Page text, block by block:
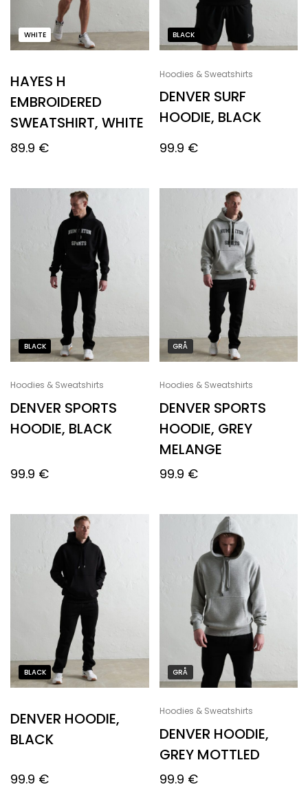
WHITE
HAYES H
EMBROIDERED
SWEATSHIRT, WHITE
89.9 €
BLACK
Hoodies & Sweatshirts
DENVER SURF
HOODIE, BLACK
99.9 €
BLACK
Hoodies & Sweatshirts
DENVER SPORTS
HOODIE, BLACK
99.9 €
GRÅ
Hoodies & Sweatshirts
DENVER SPORTS
HOODIE, GREY
MELANGE
99.9 €
BLACK
DENVER HOODIE,
BLACK
99.9 €
GRÅ
Hoodies & Sweatshirts
DENVER HOODIE,
GREY MOTTLED
99.9 €